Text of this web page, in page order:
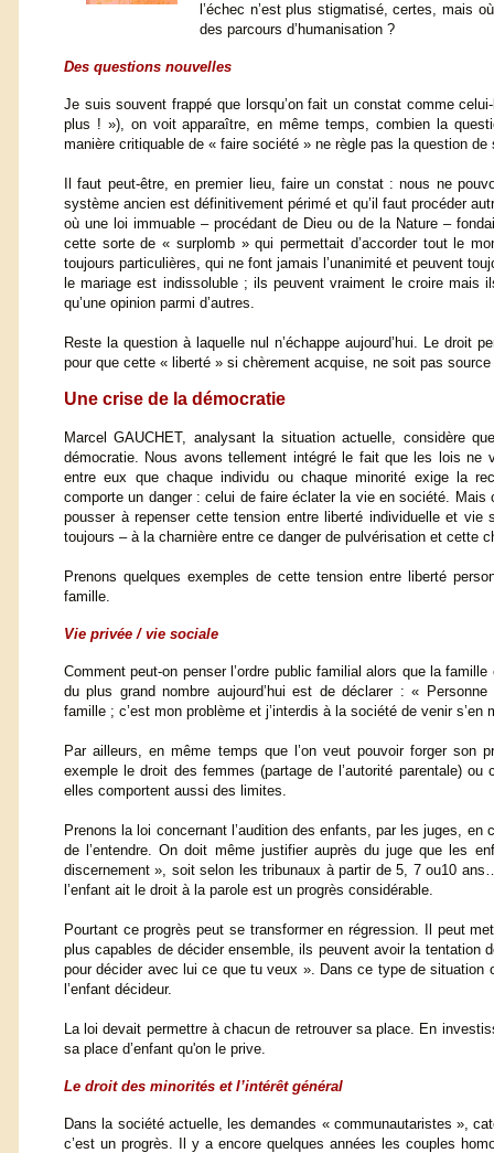
l’échec n’est plus stigmatisé, certes, mais
des parcours d’humanisation ?
Des questions nouvelles
Je suis souvent frappé que lorsqu’on fait un constat comme
plus ! »), on voit apparaître, en même temps, combien la
manière critiquable de « faire société » ne règle pas la question
Il faut peut-être, en premier lieu, faire un constat : nous ne
système ancien est définitivement périmé et qu’il faut procéder
où une loi immuable – procédant de Dieu ou de la Nature –
cette sorte de « surplomb » qui permettait d’accorder tout le
toujours particulières, qui ne font jamais l’unanimité et peuvent
le mariage est indissoluble ; ils peuvent vraiment le croire mais
qu’une opinion parmi d’autres.
Reste la question à laquelle nul n’échappe aujourd’hui. Le
pour que cette « liberté » si chèrement acquise, ne soit pas
Une crise de la démocratie
Marcel GAUCHET, analysant la situation actuelle, considère
démocratie. Nous avons tellement intégré le fait que les lois ne
entre eux que chaque individu ou chaque minorité exige la
comporte un danger : celui de faire éclater la vie en société.
pousser à repenser cette tension entre liberté individuelle et vie
toujours – à la charnière entre ce danger de pulvérisation et cette
Prenons quelques exemples de cette tension entre liberté
famille.
Vie privée / vie sociale
Comment peut-on penser l’ordre public familial alors que la
du plus grand nombre aujourd’hui est de déclarer : «
famille ; c’est mon problème et j’interdis à la société de venir s’en
Par ailleurs, en même temps que l’on veut pouvoir forger son
exemple le droit des femmes (partage de l’autorité parentale)
elles comportent aussi des limites.
Prenons la loi concernant l’audition des enfants, par les juges,
de l’entendre. On doit même justifier auprès du juge que les
discernement », soit selon les tribunaux à partir de 5, 7 ou10
l’enfant ait le droit à la parole est un progrès considérable.
Pourtant ce progrès peut se transformer en régression. Il peut
plus capables de décider ensemble, ils peuvent avoir la tentation
pour décider avec lui ce que tu veux ». Dans ce type de situation
l’enfant décideur.
La loi devait permettre à chacun de retrouver sa place. En
sa place d’enfant qu'on le prive.
Le droit des minorités et l’intérêt général
Dans la société actuelle, les demandes « communautaristes »,
c’est un progrès. Il y a encore quelques années les couples